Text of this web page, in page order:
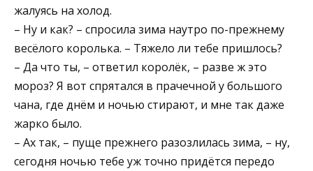
жалуясь на холод.
– Ну и как? – спросила зима наутро по-прежнему
весёлого королька. – Тяжело ли тебе пришлось?
– Да что ты, – ответил королёк, – разве ж это
мороз? Я вот спрятался в прачечной у большого
чана, где днём и ночью стирают, и мне так даже
жарко было.
– Ах так, – пуще прежнего разозлилась зима, – ну,
сегодня ночью тебе уж точно придётся передо